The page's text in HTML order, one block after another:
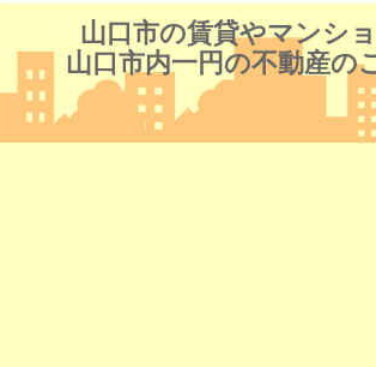
山口市の賃貸やマンシ
山口市内一円の不動産の